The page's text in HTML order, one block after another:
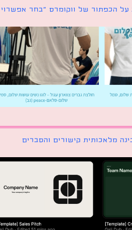
של ווקומרס ״בחר אפשרויות״
קישורים והסברים